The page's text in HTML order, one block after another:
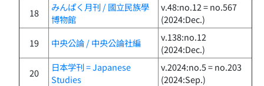
18
みんぱく月刊 / 國立民族學
博物館
v.48:no.12 = no.567
(2024:Dec.)
19
中央公論 / 中央公論社編
v.138:no.12
(2024:Dec.)
20
日本学刊 = Japanese
Studies
v.2024:no.5 = no.203
(2024:Sep.)